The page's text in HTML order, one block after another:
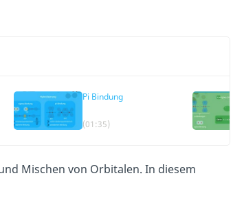
Pi Bindung
(01:35)
Mischen von Orbitalen. In diesem